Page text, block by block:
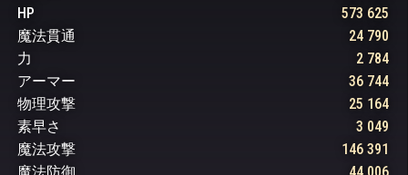
HP
573 625
魔法貫通
24 790
力
2 784
アーマー
36 744
物理攻撃
25 164
素早さ
3 049
魔法攻撃
146 391